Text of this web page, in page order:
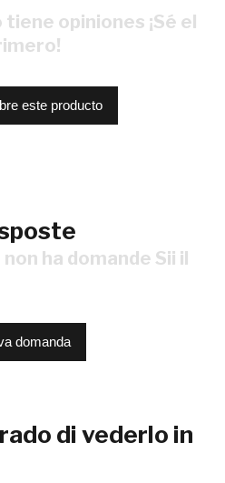
opiniones ¡Sé el
este producto
ha domande Sii il
domanda
di vederlo in